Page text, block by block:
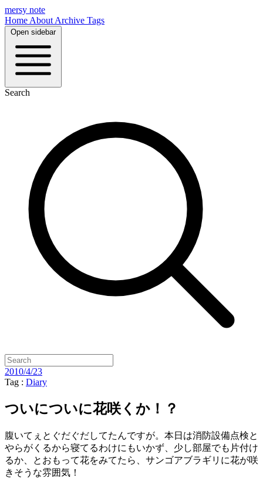
mersy note
Home About Archive Tags
Open sidebar
Search
2010/4/23
Tag : Diary
ついについに花咲くか！？
腹いてぇとぐだぐだしてたんですが。本日は消防設備点検と
やらがくるから寝てるわけにもいかず、少し部屋でも片付け
るか、とおもって花をみてたら、サンゴアブラギリに花が咲
きそうな雰囲気！